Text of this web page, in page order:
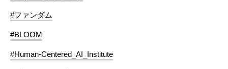
#ファンダム
#BLOOM
#Human-Centered_AI_Institute